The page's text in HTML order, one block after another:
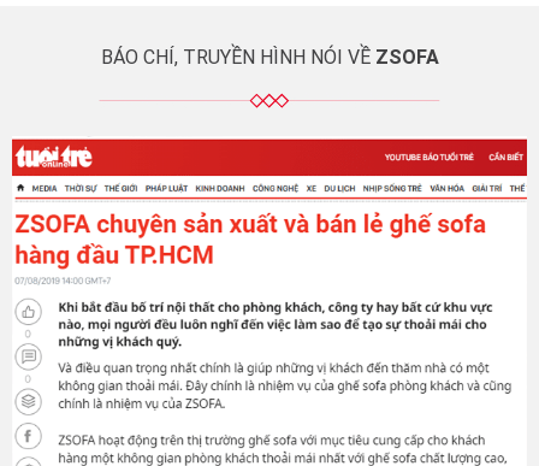
BÁO CHÍ, TRUYỀN HÌNH NÓI VỀ ZSOFA